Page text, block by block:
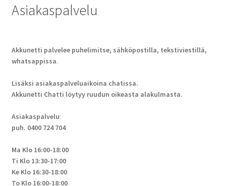
Asiakaspalvelu
Akkunetti palvelee puhelimitse, sähköpostilla, tekstiviestillä,
whatsappissa.
Lisäksi asiakaspalveluaikoina chatissa.
Akkunetti Chatti löytyy ruudun oikeasta alakulmasta.
Asiakaspalvelu:
puh. 0400 724 704
Ma Klo 16:00-18:00
Ti Klo 13:30-17:00
Ke Klo 16:30-18:00
To Klo 16:00-18:00